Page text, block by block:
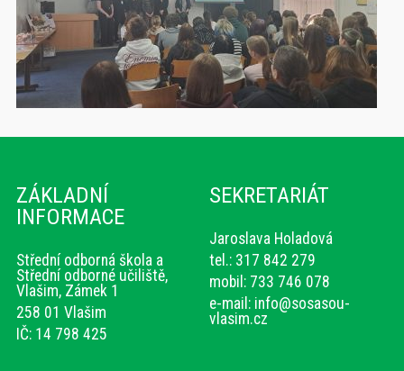
ZÁKLADNÍ
INFORMACE
Střední odborná škola a
Střední odborné učiliště,
Vlašim, Zámek 1
258 01 Vlašim
IČ: 14 798 425
SEKRETARIÁT
Jaroslava Holadová
tel.: 317 842 279
mobil: 733 746 078
e-mail: info@sosasou-
vlasim.cz